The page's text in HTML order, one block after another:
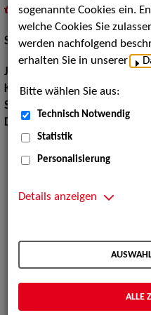
inMeine Merklistelegen
Schauspiel:Bühne
Jahrgang:
Körpergröße:180 cm
Sprachen:
Dialekte:
Bayerisch,
sogenannte Cookies ein.
welche Cookies Sie
werden nachfolgend
erhalten Sie in unserer
Bitte wählen Sie aus:
Technisch Notwendig
Statistik
Personalisierung
Details anzeigen
ALLE